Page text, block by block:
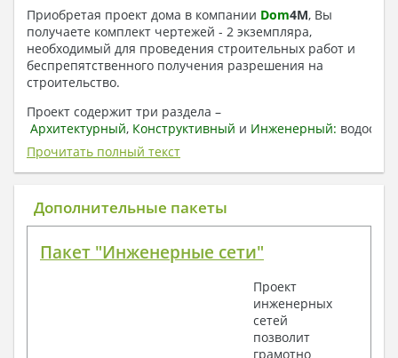
Приобретая проект дома в компании Dom4M, Вы
получаете комплект чертежей - 2 экземпляра,
необходимый для проведения строительных работ и
беспрепятственного получения разрешения на
строительство.
Проект содержит три раздела –
Архитектурный, Конструктивный и Инженерный:
отопление, вентиляция, канализация,
электроснабжение (приобретается за дополнительную
плату) + Пояснительная записка.
1. Архитектурный раздел:
План координационных осей
Поэтажные маркировочные планы с
Разрезы и состав конструкций
Прочитать полный текст
Дополнительные пакеты
Пакет "Инженерные сети"
Проект
инженерных
сетей
позволит
грамотно